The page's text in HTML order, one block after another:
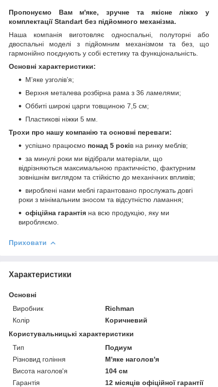
Пропонуємо Вам м'яке, зручне та якiсне ліжко у
комплектації Standart без підйомного механізма.
Наша компанія виготовляє односпальні, полуторні або
двоспальні моделі з підйомним механізмом та без, що
гармонійно поєднують у собі естетику та функціональність.
Основні характеристики:
М’яке узголів’я;
Верхня металева розбірна рама з 36 ламелями;
Оббиті широкі царги товщиною 7,5 см;
Пластикові ніжки 5 мм.
Трохи про нашу компанію та основні переваги:
успішно працюємо понад 5 років на ринку меблів;
за минулі роки ми відібрали матеріали, що
відрізняються максимальною практичністю, фактурним
зовнішнім виглядом та стійкістю до механічних впливів;
вироблені нами меблі гарантовано прослужать довгі
роки з мінімальним зносом та відсутністю ламання;
офіційна гарантія на всю продукцію, яку ми
виробляємо.
Приховати
Характеристики
Основні
Виробник
Richman
Колір
Коричневий
Користувальницькі характеристики
Тип
Подиум
Різновид гоління
М'яке наголов'я
Висота наголов'я
104 см
Гарантія
12 місяців офіційної гарантії